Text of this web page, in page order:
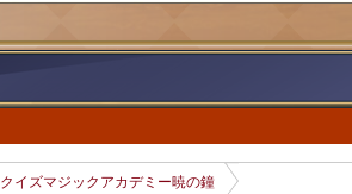
クイズマジックアカデミー暁の鐘